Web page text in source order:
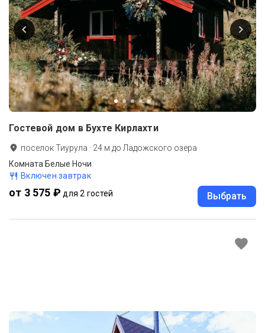
Гостевой дом в Бухте Кирлахти
поселок Тиурула · 24 м до Ладожского озера
Комната Белые Ночи
Включен завтрак
от 3 575 ₽ для 2 гостей Выбрать